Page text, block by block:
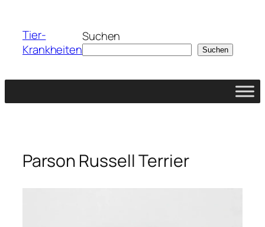
springen
Tier-
Krankheiten
Suchen
Suchen
Parson Russell Terrier